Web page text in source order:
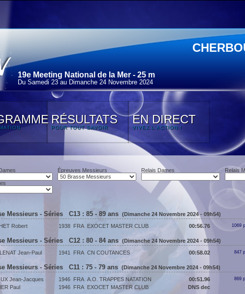
19e Meeting National de la Mer - 25 m
Du Samedi 23 au Dimanche 24 Novembre 2024
RÉSULTATS
POUR TOUT SAVOIR
EN DIRECT
VIVEZ L'ACTION !
Épreuves Messieurs Relais Dames Relais
Messieurs - Séries C13 : 85 - 89 ans (Dimanche 24 Novembre 2024 - 09h54)
Robert 1938 FRA EXOCET MASTER CLUB 00:56.76 1069
Messieurs - Séries C12 : 80 - 84 ans (Dimanche 24 Novembre 2024 - 09h54)
Jean-Paul 1941 FRA CN COUTANCES 00:58.02 847
Messieurs - Séries C11 : 75 - 79 ans (Dimanche 24 Novembre 2024 - 09h54)
Jean-Jacques 1946 FRA A.O. TRAPPES NATATION 00:51.96 869
Paul 1946 FRA EXOCET MASTER CLUB DNS dec